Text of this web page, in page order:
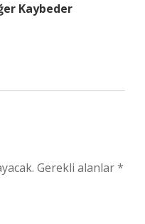
Kaybeder
Gerekli alanlar*